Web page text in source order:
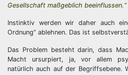
Gesellschaft maßgeblich beeinflussen.“
Instinktiv werden wir daher auch
Ordnung“ ablehnen. Das ist
Das Problem besteht darin, dass
Macht ursurpiert, ja, vor allem
natürlich auch auf der Begriffsebene.